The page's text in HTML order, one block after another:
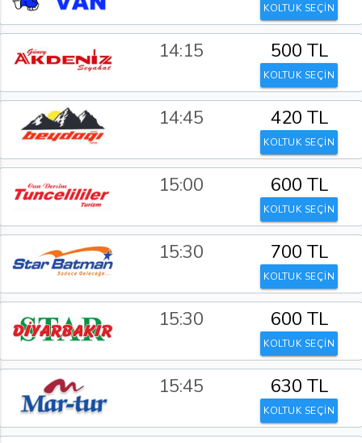
KOLTUK SEÇİN
14:15 500 TL
KOLTUK SEÇİN
14:45 420 TL
KOLTUK SEÇİN
15:00 600 TL
KOLTUK SEÇİN
15:30 700 TL
KOLTUK SEÇİN
15:30 600 TL
KOLTUK SEÇİN
15:45 630 TL
KOLTUK SEÇİN